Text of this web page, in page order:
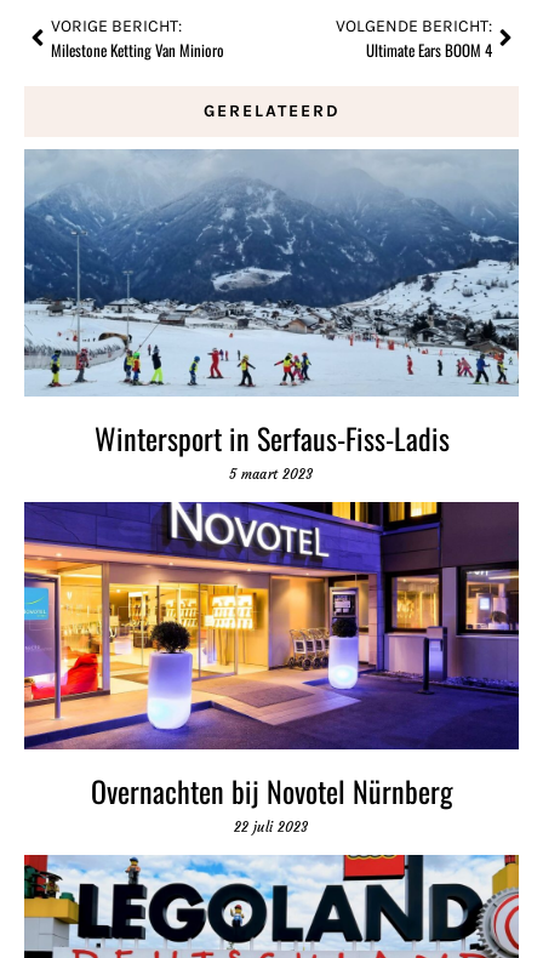
VORIGE BERICHT:
Milestone Ketting Van Minioro
VOLGENDE BERICHT:
Ultimate Ears BOOM 4
GERELATEERD
Wintersport in Serfaus-Fiss-Ladis
5 maart 2023
Overnachten bij Novotel Nürnberg
22 juli 2023